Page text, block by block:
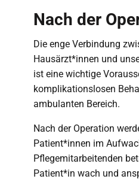
Nach der
Die enge Verbindung
Hausärzt*innen und
ist eine wichtige
komplikationslosen
ambulanten Bereich.
Nach der Operation
Patient*innen im
Pflegemitarbeitenden
Patient*in wach und